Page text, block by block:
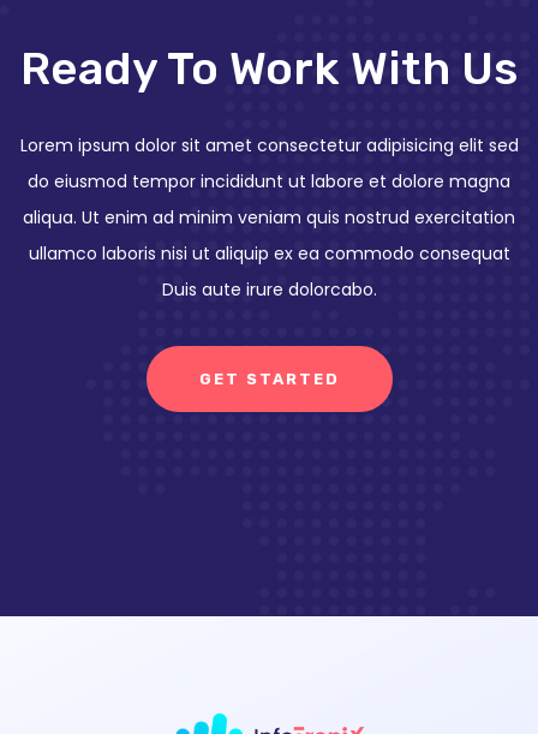
Ready To Work With Us
Lorem ipsum dolor sit amet consectetur adipisicing elit sed
do eiusmod tempor incididunt ut labore et dolore magna
aliqua. Ut enim ad minim veniam quis nostrud exercitation
ullamco laboris nisi ut aliquip ex ea commodo consequat
Duis aute irure dolorcabo.
GET STARTED